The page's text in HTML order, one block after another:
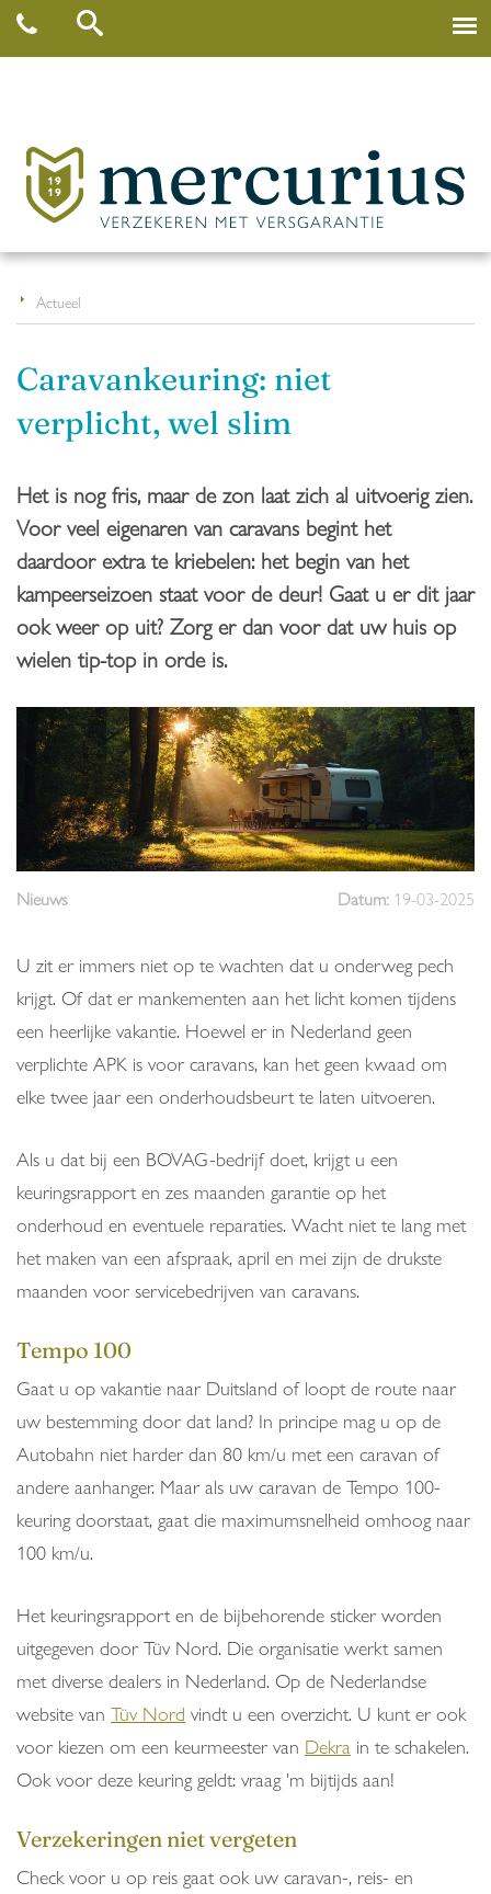
Actueel
Caravankeuring: niet
verplicht, wel slim
Het is nog fris, maar de zon laat zich al uitvoerig zien.
Voor veel eigenaren van caravans begint het
daardoor extra te kriebelen: het begin van het
kampeerseizoen staat voor de deur! Gaat u er dit jaar
ook weer op uit? Zorg er dan voor dat uw huis op
wielen tip-top in orde is.
Nieuws Datum: 19-03-2025
U zit er immers niet op te wachten dat u onderweg pech
krijgt. Of dat er mankementen aan het licht komen tijdens
een heerlijke vakantie. Hoewel er in Nederland geen
verplichte APK is voor caravans, kan het geen kwaad om
elke twee jaar een onderhoudsbeurt te laten uitvoeren.
Als u dat bij een BOVAG-bedrijf doet, krijgt u een
keuringsrapport en zes maanden garantie op het
onderhoud en eventuele reparaties. Wacht niet te lang met
het maken van een afspraak, april en mei zijn de drukste
maanden voor servicebedrijven van caravans.
Tempo 100
Gaat u op vakantie naar Duitsland of loopt de route naar
uw bestemming door dat land? In principe mag u op de
Autobahn niet harder dan 80 km/u met een caravan of
andere aanhanger. Maar als uw caravan de Tempo 100-
keuring doorstaat, gaat die maximumsnelheid omhoog naar
100 km/u.
Het keuringsrapport en de bijbehorende sticker worden
uitgegeven door Tüv Nord. Die organisatie werkt samen
met diverse dealers in Nederland. Op de Nederlandse
website van Tüv Nord vindt u een overzicht. U kunt er ook
voor kiezen om een keurmeester van Dekra in te schakelen.
Ook voor deze keuring geldt: vraag 'm bijtijds aan!
Verzekeringen niet vergeten
Check voor u op reis gaat ook uw caravan-, reis- en